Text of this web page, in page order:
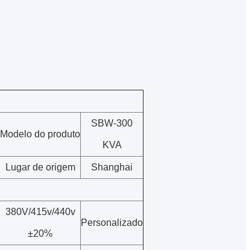
Modelo do produto
SBW-300
KVA
Lugar de origem Shanghai
380V/415v/440v
±20%
Personalizado